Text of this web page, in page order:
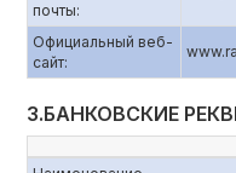
почты:
Официальный веб-
сайт:
3.БАНКОВСКИЕ